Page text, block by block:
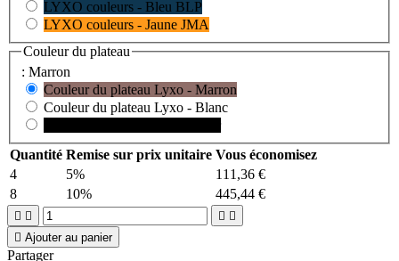
LYXO couleurs - Bleu BLP
LYXO couleurs - Jaune JMA
Couleur du plateau
: Marron
Couleur du plateau Lyxo - Marron
Couleur du plateau Lyxo - Blanc
Quantité Remise sur prix unitaire Vous économisez
4
5%
111,36 €
8
10% 445,44 €
   
 Ajouter au panier
Partager